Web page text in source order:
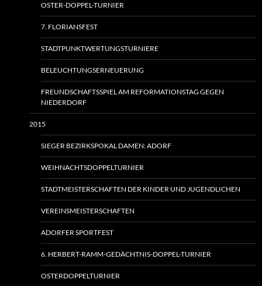
OSTER-DOPPEL-TURNIER
7. FLORIANSFEST
STADTPUNKTWERTUNGSTURNIERE
BELEUCHTUNGSERNEUERUNG
FREUNDSCHAFTSSPIEL AM REFORMATIONSTAG GEGEN
NIEDERDORF
2015
SIEGER BEZIRKSPOKAL DAMEN: ADORF
WEIHNACHTSDOPPELTURNIER
STADTMEISTERSCHAFTEN DER KINDER UND JUGENDLICHEN
VEREINSMEISTERSCHAFTEN
ADORFER SPORTFEST
6. HERBERT-RAMM-GEDÄCHTNIS-DOPPEL-TURNIER
OSTERDOPPELTURNIER